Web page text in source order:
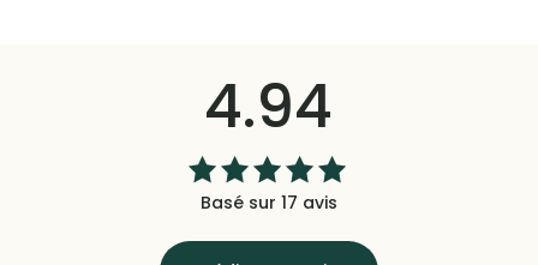
4.94
Note
4.94
Basé sur 17 avis